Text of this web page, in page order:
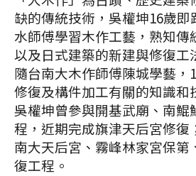
缺的傳統技術，吳權坤16歲
水師傅學習木作工藝，熟知傳
以及日式建築的新建與修復工
隨台南大木作師傅陳城學藝，
修復及構件加工有關的知識和
吳權坤曾參與開基武廟、南鯤
程，近期完成旗津天后宮修復
南大天后宮、霧峰林家宮保第
復工程。